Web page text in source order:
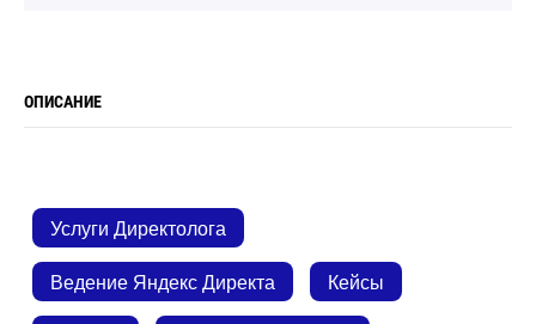
ОПИСАНИЕ
Услуги Директолога
едение Яндекс Директа
Кейсы